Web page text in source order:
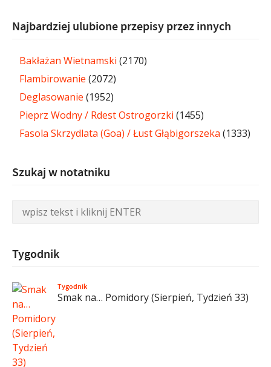
Najbardziej ulubione przepisy przez innych
Bakłażan Wietnamski (2170)
Flambirowanie (2072)
Deglasowanie (1952)
Pieprz Wodny / Rdest Ostrogorzki (1455)
Fasola Skrzydlata (Goa) / Łust Głąbigorszeka (1333)
Szukaj w notatniku
Tygodnik
Tygodnik
Smak na… Pomidory (Sierpień, Tydzień 33)